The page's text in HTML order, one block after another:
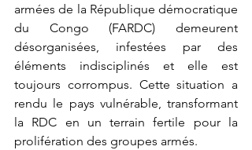
armées de la République démocratique
du Congo (FARDC) demeurent
désorganisées, infestées par des
éléments indisciplinés et elle est
toujours corrompus. Cette situation a
rendu le pays vulnérable, transformant
la RDC en un terrain fertile pour la
prolifération des groupes armés.